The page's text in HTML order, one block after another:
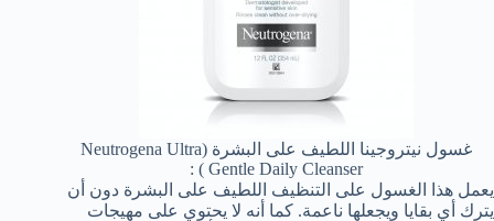
غسول نيتروجينا اللطيف على البشرة (Neutrogena Ultra
Gentle Daily Cleanser ) :
يعمل هذا الغسول على التنظيف اللطيف على البشرة دون أن
يترك أي بقايا ويجعلها ناعمة. كما أنه لا يحتوي على مهيجات